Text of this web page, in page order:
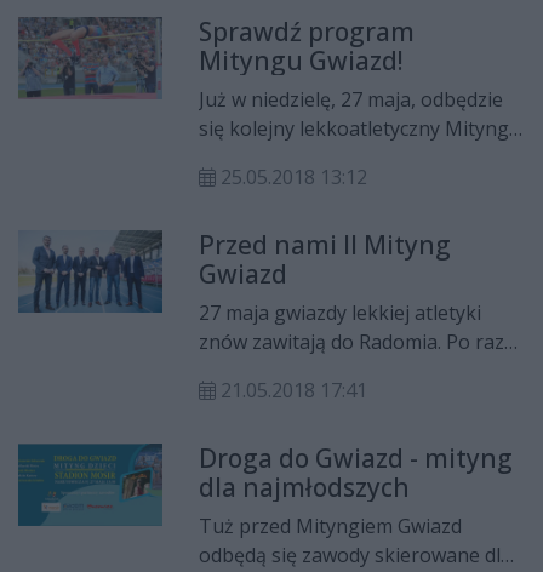
zobaczyć medalistów mistrzostw
świata i igrzysk olimpijskich.
Sprawdź program
Mityngu Gwiazd!
Już w niedzielę, 27 maja, odbędzie
się kolejny lekkoatletyczny Mityng
program tych zawodów!
25.05.2018 13:12
Przed nami II Mityng
Gwiazd
27 maja gwiazdy lekkiej atletyki
znów zawitają do Radomia. Po raz
Sportu i Rekreacji będzie areną
tym medalistów olimpijskich,
finalistów mistrzostw świata i
Europy podczas Mityngu Gwiazd.
21.05.2018 17:41
Droga do Gwiazd - mityng
dla najmłodszych
Tuż przed Mityngiem Gwiazd
odbędą się zawody skierowane dla